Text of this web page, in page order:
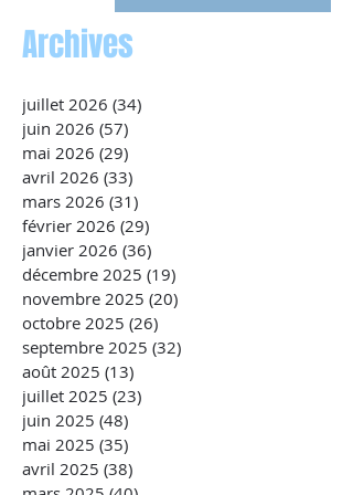
Archives
juillet 2026 (34)
juin 2026 (57)
mai 2026 (29)
avril 2026 (33)
mars 2026 (31)
février 2026 (29)
janvier 2026 (36)
décembre 2025 (19)
novembre 2025 (20)
octobre 2025 (26)
septembre 2025 (32)
août 2025 (13)
juillet 2025 (23)
juin 2025 (48)
mai 2025 (35)
avril 2025 (38)